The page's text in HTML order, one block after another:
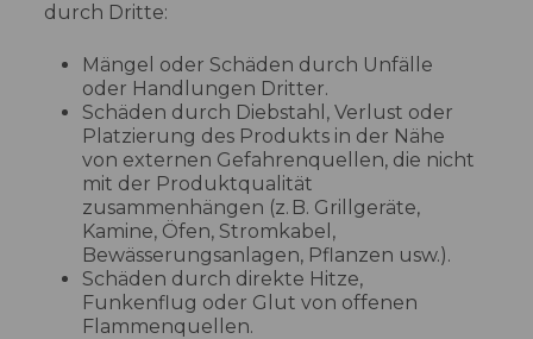
durch Dritte:
Mängel oder Schäden durch Unfälle
oder Handlungen Dritter.
Schäden durch Diebstahl, Verlust oder
Platzierung des Produkts in der Nähe
von externen Gefahrenquellen, die nicht
mit der Produktqualität
zusammenhängen (z. B. Grillgeräte,
Kamine, Öfen, Stromkabel,
Bewässerungsanlagen, Pflanzen usw.).
Schäden durch direkte Hitze,
Funkenflug oder Glut von offenen
Flammenquellen.